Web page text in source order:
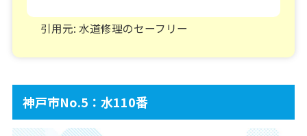
引用元: 水道修理のセーフリー
神戸市No.5：水110番